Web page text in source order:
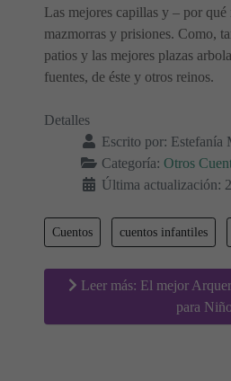
Las mejores capillas y – por qué
mazmorras y prisiones. Como,
patios y las mejores plazas
fuentes, de éste y otros reinos.
Detalles
Escrito por: Estefanía
Categoría: Otros
Última actualización:
Cuentos cuentos infantiles
Leer más: El mejor
para